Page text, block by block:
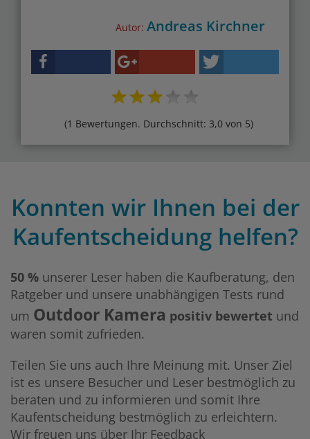
Autor: Andreas Kirchner
(1 Bewertungen. Durchschnitt: 3,0 von 5)
Konnten wir Ihnen bei der
Kaufentscheidung helfen?
50 % unserer Leser haben die Kaufberatung, den
Ratgeber und unsere unabhängigen Tests rund
um Outdoor Kamera positiv bewertet und
waren somit zufrieden.
Teilen Sie uns auch Ihre Meinung mit. Unser Ziel
ist es unsere Besucher und Leser bestmöglich zu
beraten und zu informieren und somit Ihre
Kaufentscheidung bestmöglich zu erleichtern.
Wir freuen uns über Ihr Feedback